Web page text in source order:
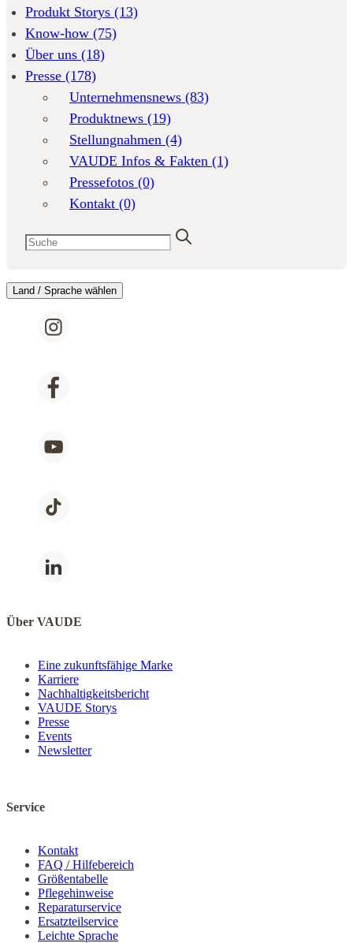
Produkt Storys (13)
Know-how (75)
Über uns (18)
Presse (178)
Unternehmensnews (83)
Produktnews (19)
Stellungnahmen (4)
VAUDE Infos & Fakten (1)
Pressefotos (0)
Kontakt (0)
Land / Sprache wählen
Über VAUDE
Eine zukunftsfähige Marke
Karriere
Nachhaltigkeitsbericht
VAUDE Storys
Presse
Events
Newsletter
Service
Kontakt
FAQ / Hilfebereich
Größentabelle
Pflegehinweise
Reparaturservice
Ersatzteilservice
Leichte Sprache